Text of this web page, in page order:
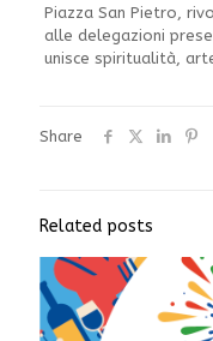
Piazza San Pietro,
alle delegazioni
unisce spiritualità,
Share
Related posts